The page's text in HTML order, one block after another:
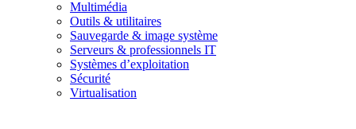
Multimédia
Outils & utilitaires
Sauvegarde & image système
Serveurs & professionnels IT
Systèmes d’exploitation
Sécurité
Virtualisation